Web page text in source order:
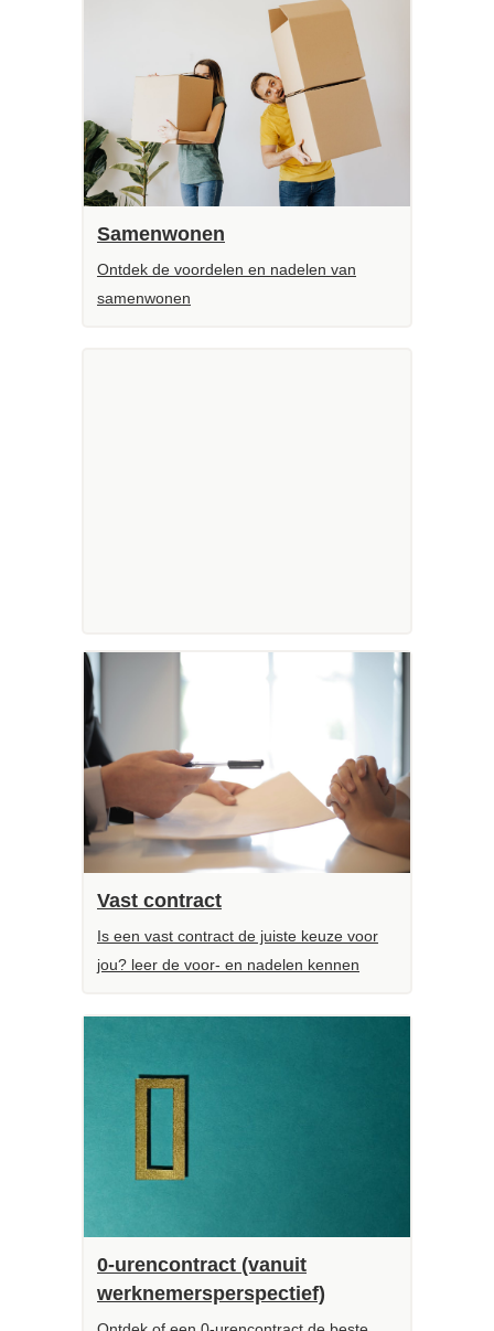
Samenwonen
Ontdek de voordelen en nadelen van
samenwonen
Vast contract
Is een vast contract de juiste keuze voor
jou? leer de voor- en nadelen kennen
0-urencontract (vanuit
werknemersperspectief)